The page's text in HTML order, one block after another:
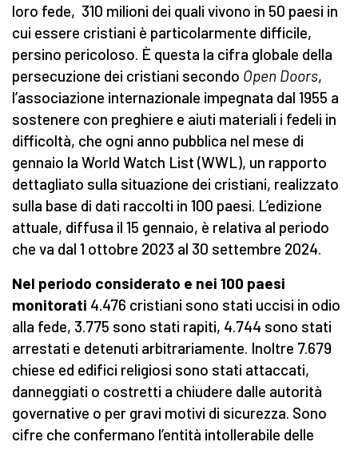
loro fede, 310 milioni dei quali vivono in 50 paesi in
cui essere cristiani è particolarmente difficile,
persino pericoloso. È questa la cifra globale della
persecuzione dei cristiani secondo Open Doors,
l’associazione internazionale impegnata dal 1955 a
sostenere con preghiere e aiuti materiali i fedeli in
difficoltà, che ogni anno pubblica nel mese di
gennaio la World Watch List (WWL), un rapporto
dettagliato sulla situazione dei cristiani, realizzato
sulla base di dati raccolti in 100 paesi. L’edizione
attuale, diffusa il 15 gennaio, è relativa al periodo
che va dal 1 ottobre 2023 al 30 settembre 2024.
Nel periodo considerato e nei 100 paesi
monitorati 4.476 cristiani sono stati uccisi in odio
alla fede, 3.775 sono stati rapiti, 4.744 sono stati
arrestati e detenuti arbitrariamente. Inoltre 7.679
chiese ed edifici religiosi sono stati attaccati,
danneggiati o costretti a chiudere dalle autorità
governative o per gravi motivi di sicurezza. Sono
cifre che confermano l’entità intollerabile delle